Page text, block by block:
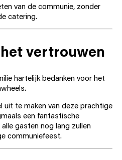
van de communie, zonder
catering.
vertrouwen
hartelijk bedanken voor het
uit te maken van deze prachtige
een fantastische
gasten nog lang zullen
communiefeest.